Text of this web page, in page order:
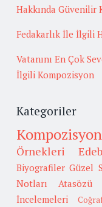
Hakkında Güvenilir
Fedakarlık İle İlgili
Vatanını En Çok
İlgili Kompozisyon
Kategoriler
Örnekleri
Biyografiler Güzel
Notları
Atasözü
İncelemeleri